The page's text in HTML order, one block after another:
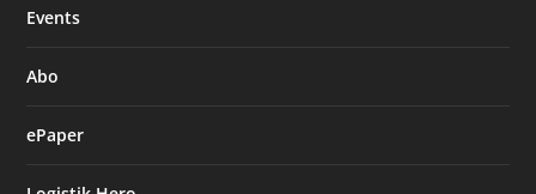
Events
Abo
ePaper